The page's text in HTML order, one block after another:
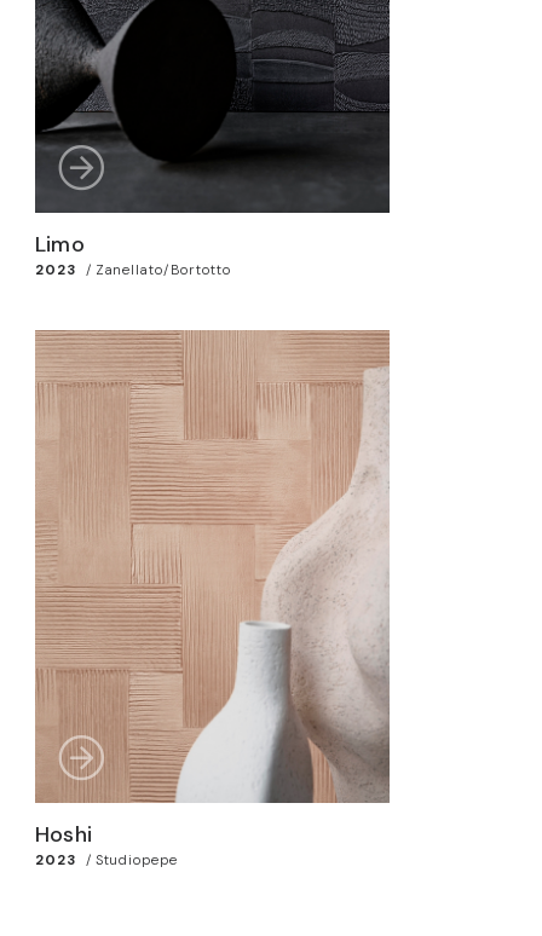
Limo
2023 / Zanellato/Bortotto
Hoshi
2023 / Studiopepe